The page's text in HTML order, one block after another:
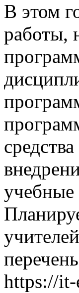
В этом
работы,
учебные
https://it-